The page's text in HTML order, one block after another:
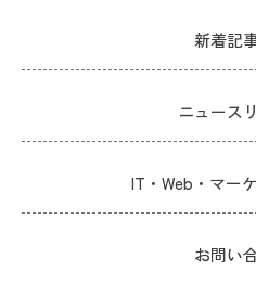
新着記
ニュース
IT・Web・マー
お問い